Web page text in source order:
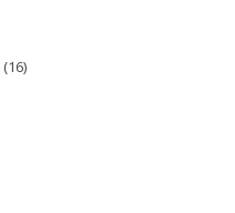
(16)